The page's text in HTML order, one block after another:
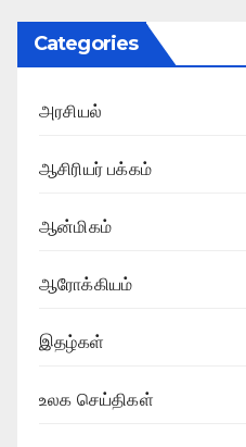
Categories
அரசியல்
ஆசிரியர் பக்கம்
ஆன்மிகம்
ஆரோக்கியம்
இதழ்கள்
உலக செய்திகள்